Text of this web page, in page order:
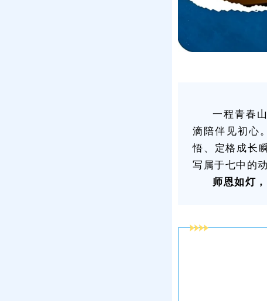
一程青春
滴陪伴见初心
悟、定格成长
写属于七中的
师恩如灯